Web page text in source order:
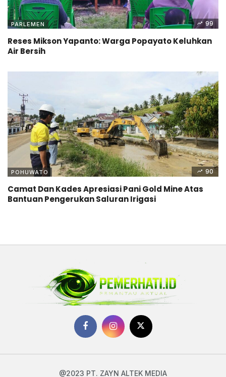
PARLEMEN 99
Reses Mikson Yapanto: Warga Popayato Keluhkan
Air Bersih
POHUWATO 90
Camat Dan Kades Apresiasi Pani Gold Mine Atas
Bantuan Pengerukan Saluran Irigasi
@2023 PT. ZAYN ALTEK MEDIA